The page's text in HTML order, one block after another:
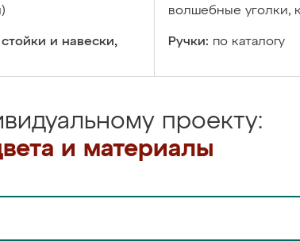
волшебные уголки,
и навески,
Ручки: по каталогу
проекту:
и материалы